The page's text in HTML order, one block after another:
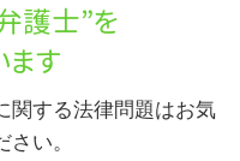
護士”を
ます
関する法律問題はお気
い。